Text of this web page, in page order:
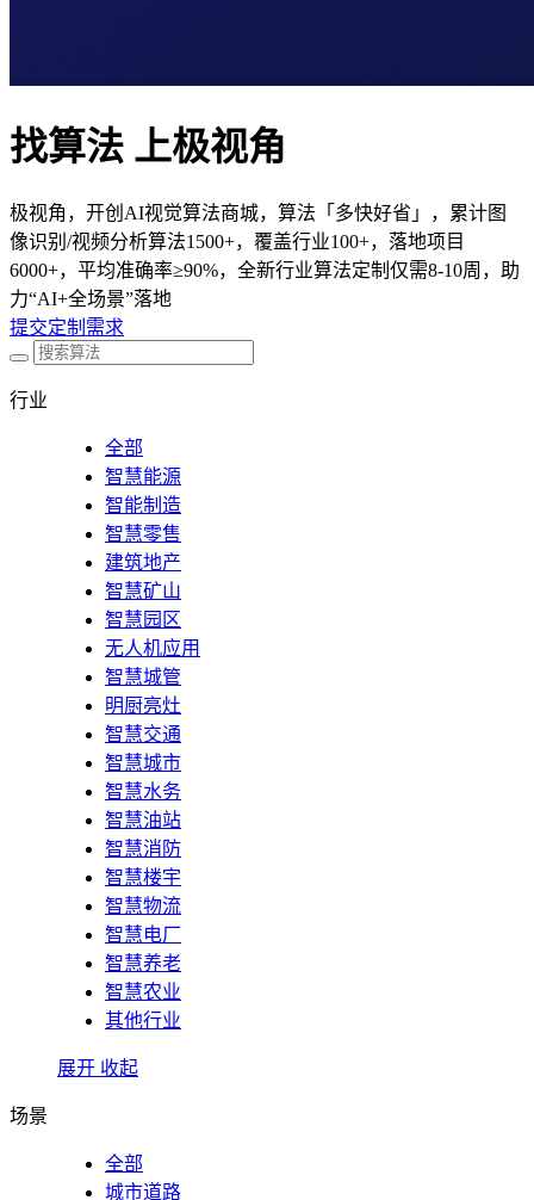
找算法 上极视角
极视角，开创AI视觉算法商城，算法「多快好省」，累计图
像识别/视频分析算法1500+，覆盖行业100+，落地项目
6000+，平均准确率≥90%，全新行业算法定制仅需8-10周，助
力“AI+全场景”落地
提交定制需求
行业
全部
智慧能源
智能制造
智慧零售
建筑地产
智慧矿山
智慧园区
无人机应用
智慧城管
明厨亮灶
智慧交通
智慧城市
智慧水务
智慧油站
智慧消防
智慧楼宇
智慧物流
智慧电厂
智慧养老
智慧农业
其他行业
展开 收起
场景
全部
城市道路